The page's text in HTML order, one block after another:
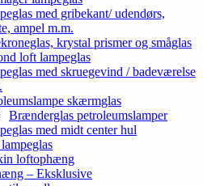
med gribekant/ udendørs,
ampel m.m.
krystal prismer og småglas
loft lampeglas
med skruegevind / badeværelse
skærmglas
Brænderglas petroleumslamper
med midt center hul
loftophæng
– Eksklusive